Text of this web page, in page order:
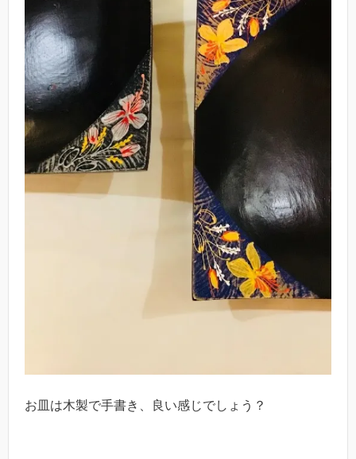
お皿は木製で手書き、良い感じでしょう？